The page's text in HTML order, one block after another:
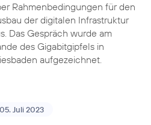
Rahmenbedingungen für den
der digitalen Infrastruktur
Das Gespräch wurde am
des Gigabitgipfels in
aufgezeichnet.
05. Juli 2023